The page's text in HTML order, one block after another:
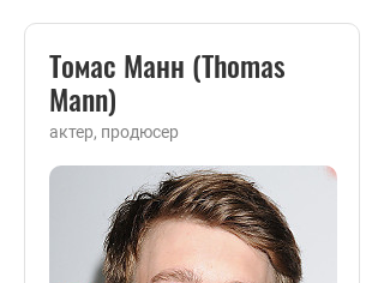
Томас Манн (Thomas
Mann)
актер, продюсер